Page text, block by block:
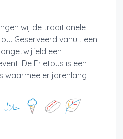
wij de traditionele
Geserveerd vanuit een
een
De Frietbus is een
waarmee er jarenlang